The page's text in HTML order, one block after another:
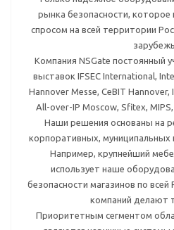
рынка безопасности, которое
спросом на всей территории
Компания NSGate постоянный
выставок IFSEC International,
Hannover Messe, CeBIT Hannover,
All-over-IP Moscow, Sfitex,
Наши решения основаны на
корпоративных,
Например, крупнейший
использует наше
безопасности магазинов по
компаний делают
Приоритетным сегментом